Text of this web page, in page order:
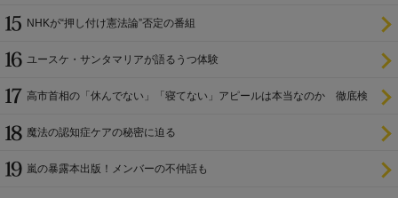
NHKが“押し付け憲法論”否定の番組
ユースケ・サンタマリアが語るうつ体験
高市首相の「休んでない」「寝てない」アピールは本当なのか 徹底検
魔法の認知症ケアの秘密に迫る
嵐の暴露本出版！メンバーの不仲話も